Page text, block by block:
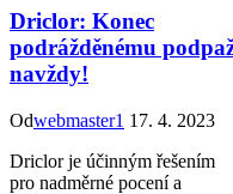
Driclor: Konec
podrážděnému
navždy!
Odwebmaster1 17. 4. 2023
Driclor je účinným řešením
pro nadměrné pocení a